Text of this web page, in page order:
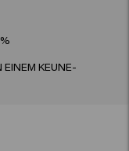
EINEM KEUNE-